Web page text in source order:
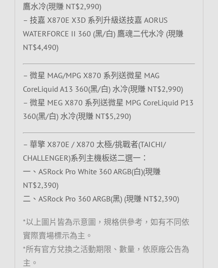
鷹水冷(現賺 NT$2,990)
– 技嘉 X870E X3D 系列升級送技嘉 AORUS
WATERFORCE II 360 (黑/白) 鷹魂二代水冷 (現賺
NT$4,490)
– 微星 MAG/MPG X870 系列送微星 MAG
CoreLiquid A13 360(黑/白) 水冷(現賺 NT$2,990)
– 微星 MEG X870 系列送微星 MPG CoreLiquid P13
360(黑/白) 水冷(現賺 NT$5,290)
– 華擎 X870E / X870 太極/挑戰者(TAICHI/
CHALLENGER)系列主機板送二選一：
一、ASRock Pro White 360 ARGB(白)(現賺
NT$2,390)
二、ASRock Pro 360 ARGB(黑) (現賺 NT$2,390)
*以上圖片皆為示意圖，規格供參考，如有不同依
實際賣場標示為主。
*所有官方兌換之活動期限、數量，依原廠公告為
主。